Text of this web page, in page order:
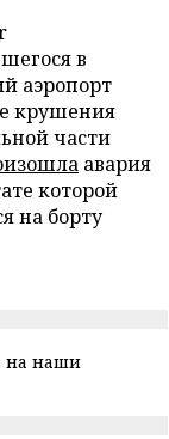
в
аэропорт
крушения
части
авария
которой
на борту
на наши